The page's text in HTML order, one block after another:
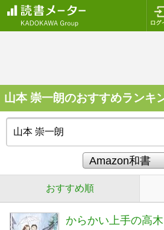
山本 崇一朗のおすすめランキ
おすすめ順
からかい上手の高